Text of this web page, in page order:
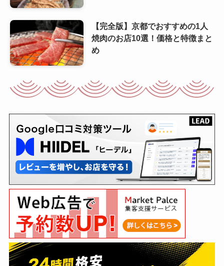
【完全版】京都でおすすめの1人
焼肉のお店10選！価格と特徴まと
め